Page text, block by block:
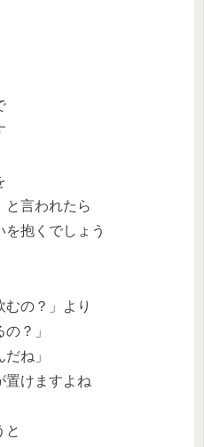
と言われたら
抱くでしょう
の？」より
？」
ね」
置けますよね
と